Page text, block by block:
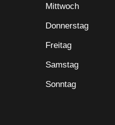
Mittwoch
Donnerstag
Freitag
Samstag
Sonntag